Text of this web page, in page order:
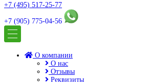
+7 (495) 517-25-77
+7 (905) 775-04-56
О компании
О нас
Отзывы
Реквизиты